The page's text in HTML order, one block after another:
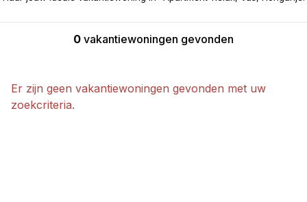
0 vakantiewoningen gevonden
Er zijn geen vakantiewoningen gevonden met uw
zoekcriteria.